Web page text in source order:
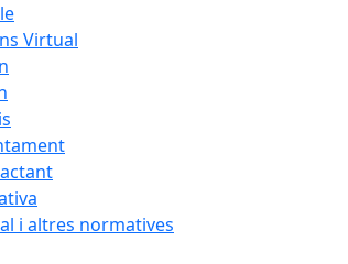
Virtual
i altres normatives